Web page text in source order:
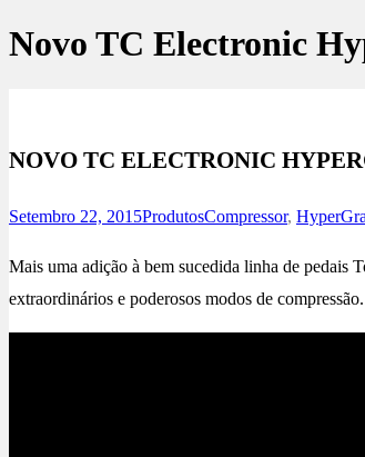
Novo TC Electronic
NOVO TC ELECTRONIC
Setembro 22, 2015ProdutosCompressor,
Mais uma adição à bem sucedida linha de pedais
extraordinários e poderosos modos de compressão.